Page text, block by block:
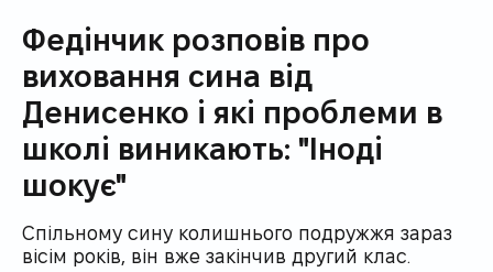
Федінчик розповів про
виховання сина від
Денисенко і які проблеми в
школі виникають: "Іноді
шокує"
Спільному сину колишнього подружжя зараз
вісім років, він вже закінчив другий клас.